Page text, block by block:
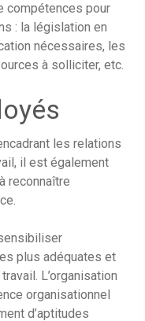
compétences pour
: la législation en
nécessaires, les
à solliciter, etc.
les relations
il est également
reconnaître
plus adéquates et
L’organisation
organisationnel
d’aptitudes